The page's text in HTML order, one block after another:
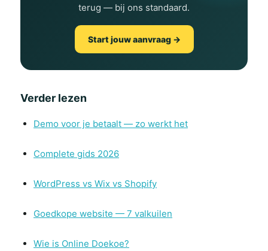
terug — bij ons standaard.
Start jouw aanvraag →
Verder lezen
Demo voor je betaalt — zo werkt het
Complete gids 2026
WordPress vs Wix vs Shopify
Goedkope website — 7 valkuilen
Wie is Online Doekoe?